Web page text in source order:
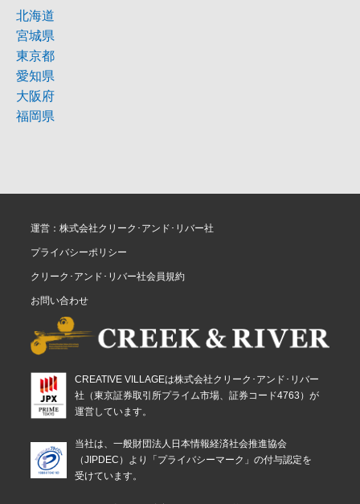
北海道
宮城県
東京都
愛知県
大阪府
福岡県
運営：株式会社クリーク･アンド･リバー社
プライバシーポリシー
クリーク･アンド･リバー社会員規約
お問い合わせ
CREATIVE VILLAGEは株式会社クリーク･アンド･リバー
社（東京証券取引所プライム市場、証券コード4763）が
運営しています。
当社は、一般財団法人日本情報経済社会推進協会
（JIPDEC）より「プライバシーマーク」の付与認定を
受けています。